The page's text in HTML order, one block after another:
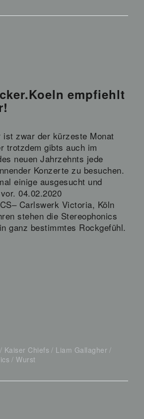
empfiehlt
ist zwar der kürzeste Monat
trotzdem gibts auch im
neuen Jahrzehnts jede
Konzerte zu besuchen.
einige ausgesucht und
04.02.2020
Carlswerk Victoria, Köln
stehen die Stereophonics
ganz bestimmtes Rockgefühl.
Kaiser Chiefs
Liam Gallagher
Wurst